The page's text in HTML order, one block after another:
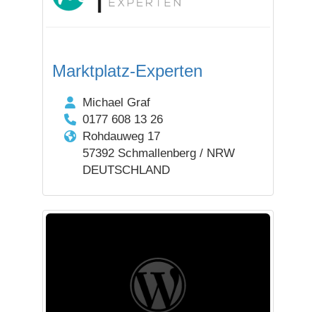
Marktplatz-Experten
Michael Graf
0177 608 13 26
Rohdauweg 17
57392 Schmallenberg / NRW
DEUTSCHLAND